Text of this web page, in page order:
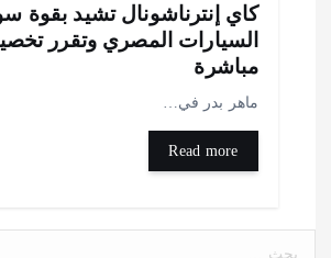
إنترناشونال تشيد بقوة سوق
المصري وتقرر تخصيص ادارة
بدر في…